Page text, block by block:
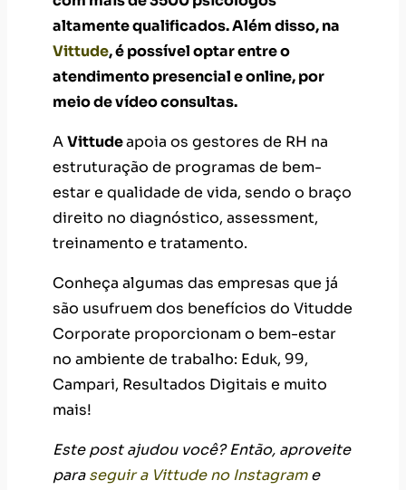
altamente qualificados. Além disso, na
Vittude, é possível optar entre o
atendimento presencial e online, por
meio de vídeo consultas.
AVittudeapoia os gestores de RH na
estruturação de programas de bem-
estar e qualidade de vida, sendo o braço
direito no diagnóstico, assessment,
treinamento e tratamento.
Conheça algumas das empresas que já
são usufruem dos benefícios do Vitudde
Corporate proporcionam o bem-estar
no ambiente de trabalho: Eduk, 99,
Campari, Resultados Digitais e muito
mais!
Este post ajudou você? Então, aproveite
paraseguir a Vittude no Instagrame